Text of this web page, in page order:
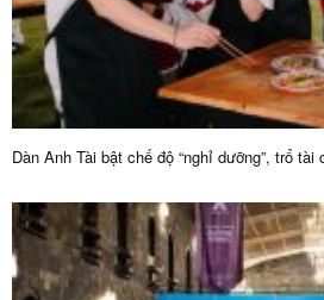
Dàn Anh Tài bật chế độ “nghỉ dưỡng”, trổ tài